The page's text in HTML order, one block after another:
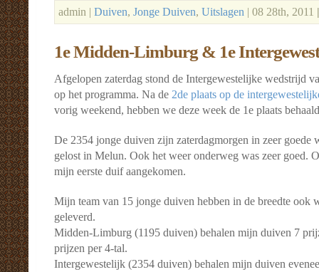
admin | Duiven, Jonge Duiven, Uitslagen | 08 28th, 2011 |
1e Midden-Limburg & 1e
Afgelopen zaterdag stond de Intergewestelijke wedstrijd
op het programma. Na de 2de plaats op de
vorig weekend, hebben we deze week de 1e plaats
De 2354 jonge duiven zijn zaterdagmorgen in zeer goede
gelost in Melun. Ook het weer onderweg was zeer goed.
mijn eerste duif aangekomen.
Mijn team van 15 jonge duiven hebben in de breedte ook
geleverd.
Midden-Limburg (1195 duiven) behalen mijn duiven 7
prijzen per 4-tal.
Intergewestelijk (2354 duiven) behalen mijn duiven